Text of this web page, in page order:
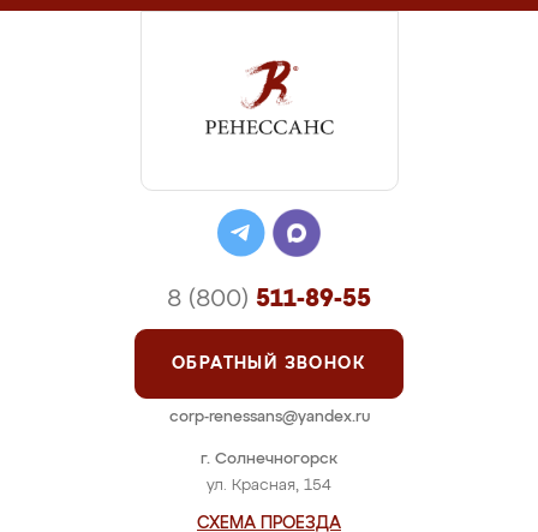
г. Солнечногорск
ул. Красная, 154
СХЕМА ПРОЕЗДА
8 (800) 511-89-55
ОБРАТНЫЙ ЗВОНОК
corp-renessans@yandex.ru